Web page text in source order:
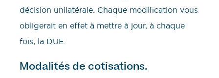
décision unilatérale. Chaque modification vous
obligerait en effet à mettre à jour, à chaque
fois, la DUE.
Modalités de cotisations.